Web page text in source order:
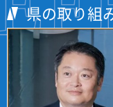
県の取り組